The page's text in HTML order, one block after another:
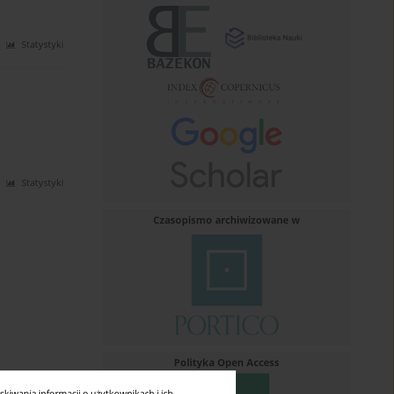
Statystyki
Statystyki
Czasopismo archiwizowane w
Polityka Open Access